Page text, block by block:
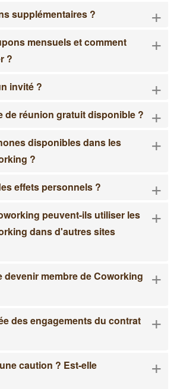
supplémentaires ? +
mensuels et comment
?
+
invité ? +
de réunion gratuit disponible ? +
disponibles dans les
?
+
effets personnels ? +
peuvent-ils utiliser les
dans d'autres sites
+
devenir membre de Coworking
+
des engagements du contrat
+
caution ? Est-elle
+